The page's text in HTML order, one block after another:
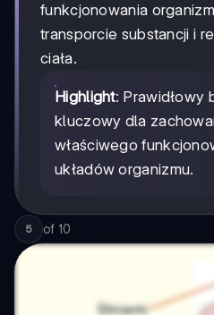
funkcjonowania
transporcie substancji i
ciała.
Highlight: Prawidłowy
kluczowy dla
właściwego
układów organizmu.
5 of 10